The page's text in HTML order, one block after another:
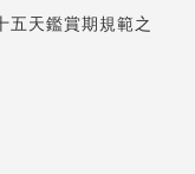
五天鑑賞期規範之